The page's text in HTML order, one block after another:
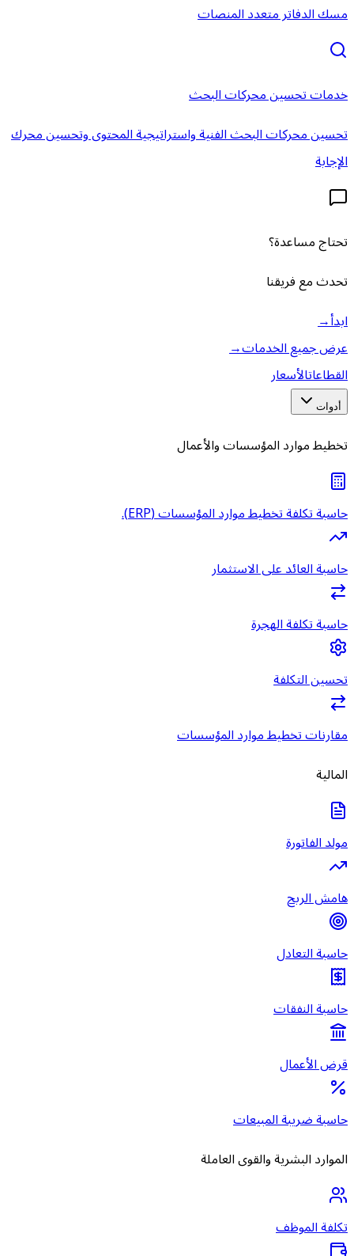
مسك الدفاتر متعدد المنصات
خدمات تحسين محركات البحث
تحسين محركات البحث الفنية واستراتيجية المحتوى وتحسين محرك
الإجابة
تحتاج مساعدة؟
تحدث مع فريقنا
ابدأ→
عرض جميع الخدمات→
القطاعاتالأسعار
أدوات
تخطيط موارد المؤسسات والأعمال
حاسبة تكلفة تخطيط موارد المؤسسات (ERP).
حاسبة العائد على الاستثمار
حاسبة تكلفة الهجرة
تحسين التكلفة
مقارنات تخطيط موارد المؤسسات
المالية
مولد الفاتورة
هامش الربح
حاسبة التعادل
حاسبة النفقات
قرض الأعمال
حاسبة ضريبة المبيعات
الموارد البشرية والقوى العاملة
تكلفة الموظف